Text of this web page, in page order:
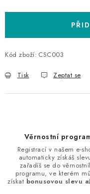
Kód zboží: CSC003
Tisk Zeptat se
Věrnostní
Registrací v našem e-
automaticky získáš
zařadíš se do
programu, ve kterém
získat bonusovou slevu